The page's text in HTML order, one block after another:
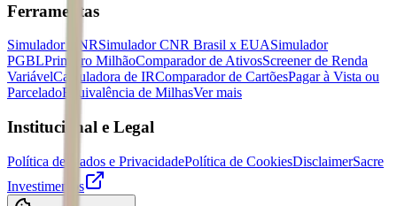
Ferramentas
Simulador CNRSimulador CNR Brasil x EUASimulador
PGBLPrimeiro MilhãoComparador de AtivosScreener de Renda
VariávelCalculadora de IRComparador de CartõesPagar à Vista ou
ParceladoEquivalência de MilhasVer mais
Institucional e Legal
Política de Dados e PrivacidadePolítica de CookiesDisclaimerSacre
Investimentos